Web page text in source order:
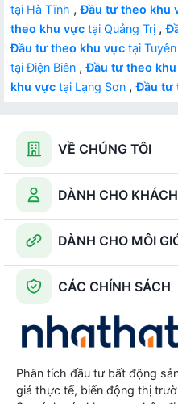
tại Hà Tĩnh ,Đầu tư theo khu
theo khu vực tại Quảng Trị ,
Đầu tư theo khu vực tại
tại Điện Biên ,Đầu tư theo
khu vực tại Lạng Sơn ,Đầu tư
VỀ CHÚNG TÔI
DÀNH CHO
DÀNH CHO MÔI
CÁC CHÍNH SÁCH
Phân tích đầu tư bất động
giá thực tế, biến động thị